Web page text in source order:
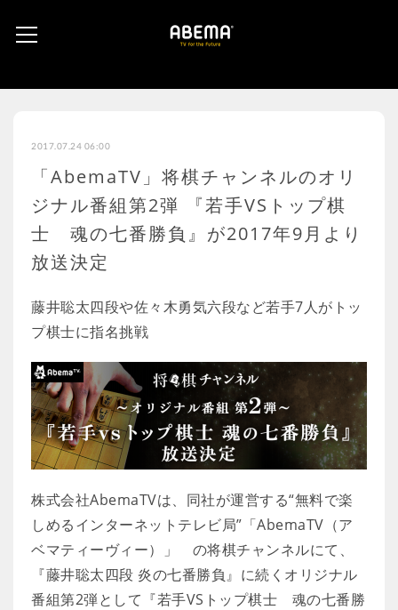
2017.07.24 06:00
「AbemaTV」将棋チャンネルのオリ
ジナル番組第2弾 『若手VSトップ棋
士 魂の七番勝負』が2017年9月より
放送決定
藤井聡太四段や佐々木勇気六段など若手7人がトッ
プ棋士に指名挑戦
株式会社AbemaTVは、同社が運営する“無料で楽
しめるインターネットテレビ局”「AbemaTV（ア
ベマティーヴィー）」 の将棋チャンネルにて、
『藤井聡太四段 炎の七番勝負』に続くオリジナル
番組第2弾として『若手VSトップ棋士 魂の七番勝